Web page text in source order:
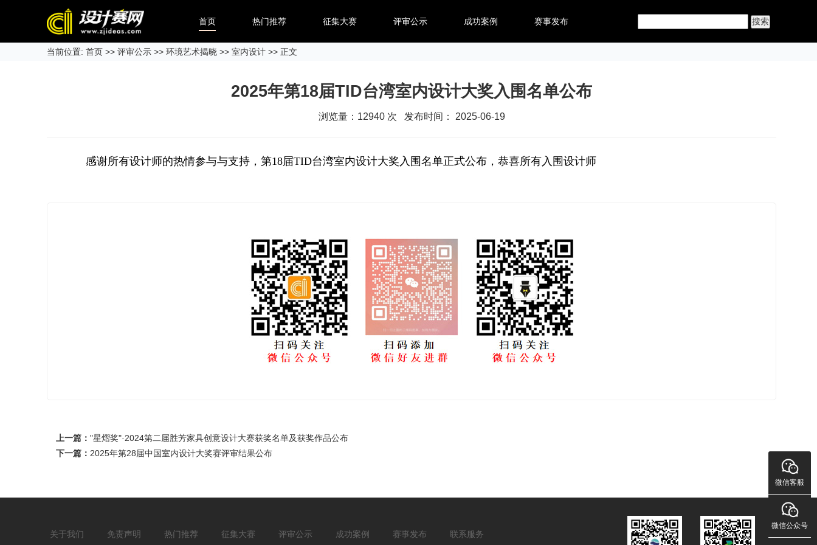
首页 热门推荐 征集大赛 评审公示 成功案例 赛事发布
当前位置: 首页 >> 评审公示 >> 环境艺术揭晓 >> 室内设计 >> 正文
2025年第18届TID台湾室内设计大奖入围名单公布
浏览量： 12940次 发布时间： 2025-06-19
感谢所有设计师的热情参与与支持，第18届TID台湾室内设计大奖入围名单正式公布，恭喜所有入围设计师
上一篇： "星熠奖"·2024第二届胜芳家具创意设计大赛获奖名单及获奖作品公布
下一篇： 2025年第28届中国室内设计大奖赛评审结果公布
关于我们 免责声明 热门推荐 征集大赛 评审公示 成功案例 赛事发布 联系服务
微信客服
微信公众号